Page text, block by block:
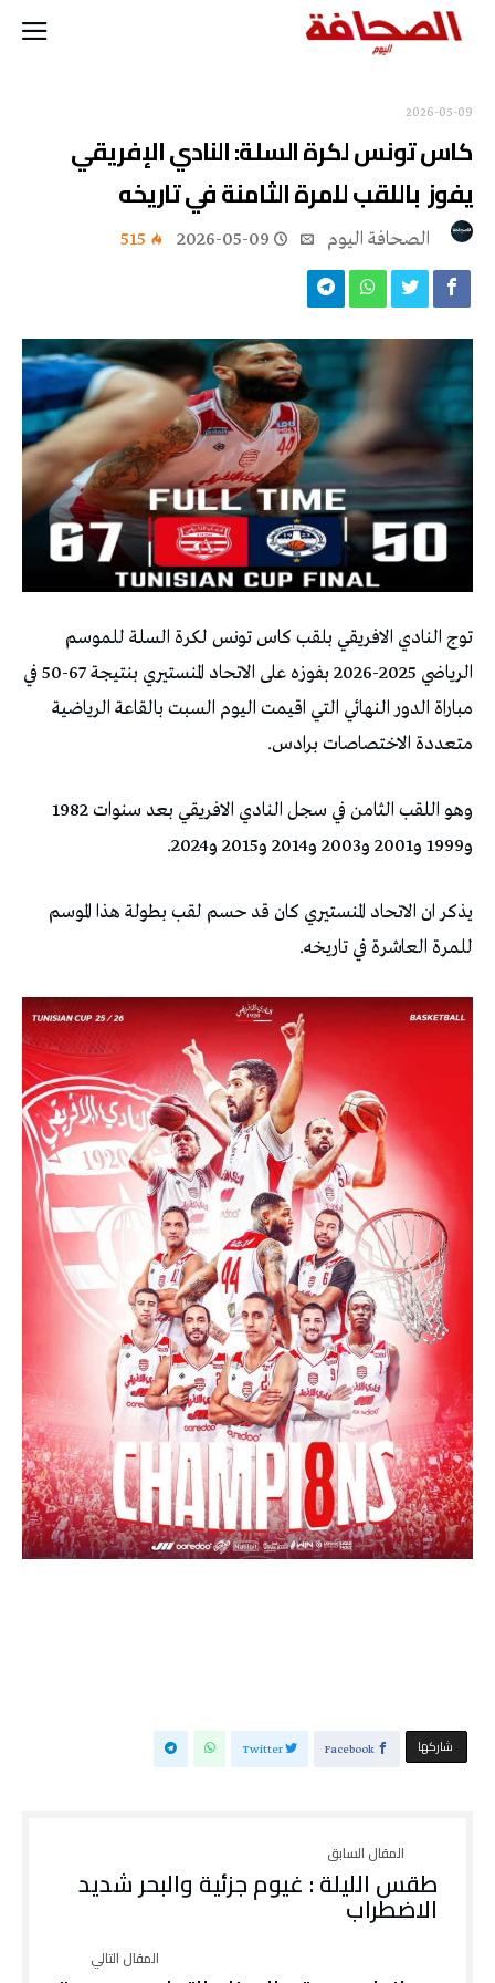
2026-05-09
كاس تونس لكرة السلة: النادي الإفريقي
يفوز باللقب للمرة الثامنة في تاريخه
2026-05-09
515
توج النادي الافريقي بلقب كاس تونس لكرة السلة للموسم
الرياضي 2025-2026 بفوزه على الاتحاد المنستيري بنتيجة 67-50 في
مباراة الدور النهائي التي اقيمت اليوم السبت بالقاعة الرياضية
متعددة الاختصاصات برادس.
وهو اللقب الثامن في سجل النادي الافريقي بعد سنوات 1982
و1999 و2001 و2003 و2014 و2015 و2024.
يذكر ان الاتحاد المنستيري كان قد حسم لقب بطولة هذا الموسم
للمرة العاشرة في تاريخه.
‫‫ شاركها‬ Facebook
Twitter
طقس الليلة : غيوم جزئية والبحر شديد
الاضطراب